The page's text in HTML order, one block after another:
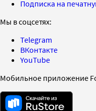
Подписка на
Мы в соцсетях:
Telegram
ВКонтакте
YouTube
Мобильное приложение